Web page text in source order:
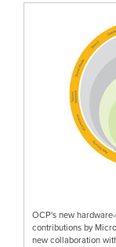
OCP's new
contributions by
new collaboration